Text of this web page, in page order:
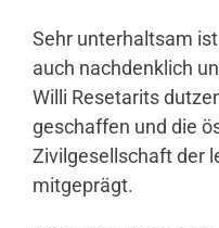
Sehr unterhaltsam
auch nachdenklich
Willi Resetarits
geschaffen und die
Zivilgesellschaft der
mitgeprägt.